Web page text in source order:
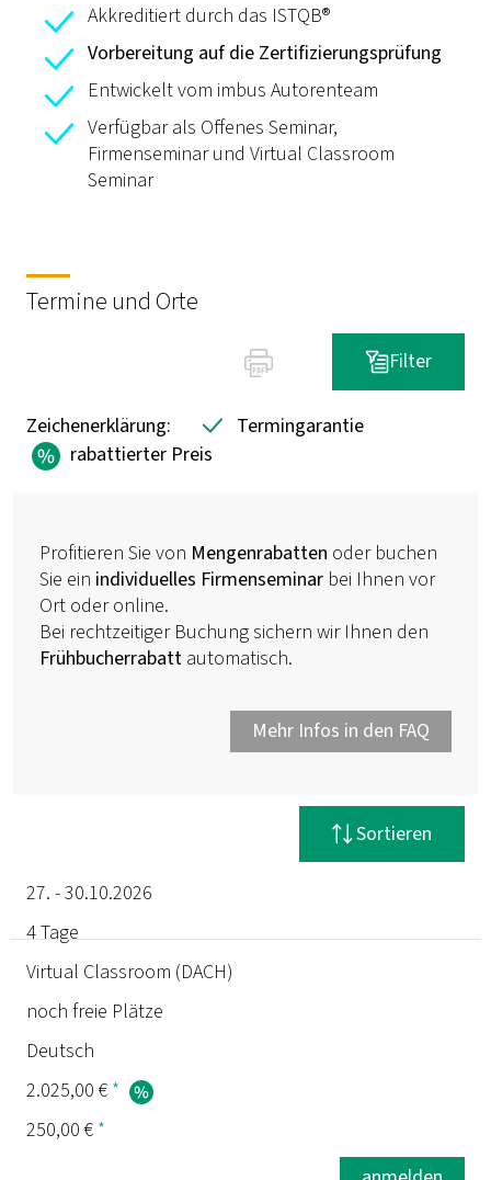
Akkreditiert durch das ISTQB®
Vorbereitung auf die Zertifizierungsprüfung
Entwickelt vom imbus Autorenteam
Verfügbar als Offenes Seminar,
Firmenseminar und Virtual Classroom
Seminar
Termine und Orte
Filter
Filter zurücksetzen
Zeichenerklärung:
Termingarantie
rabattierter Preis
Profitieren Sie von Mengenrabatten oder buchen
Sie ein individuelles Firmenseminar bei Ihnen vor
Ort oder online.
Bei rechtzeitiger Buchung sichern wir Ihnen den
Frühbucherrabatt automatisch.
Mehr Infos in den FAQ
Sortieren
Termin
Dauer
Ort
Status
27. - 30.10.2026
4 Tage
Virtual Classroom (DACH)
noch freie Plätze
Deutsch
2.025,00 € *
250,00 € *